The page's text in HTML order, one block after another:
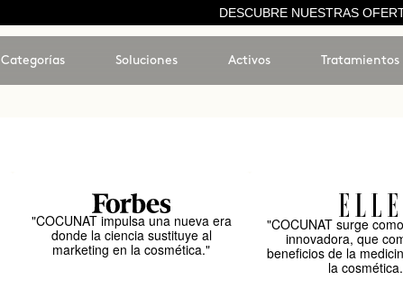
DESCUBRE NUESTRAS
Categorías Soluciones Activos Tratamientos
"COCUNAT impulsa una nueva era
donde la ciencia sustituye al
marketing en la cosmética."
"COCUNAT surge
innovadora, que
beneficios de la
la